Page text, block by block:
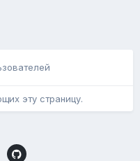
эту страницу.